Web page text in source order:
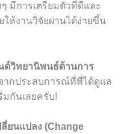
มีการเตรียมตัวที่ดีและ
ห้งานวิจัยผ่านได้ง่ายขึ้น
ด์วิทยานิพนธ์ด้านการ
ากประสบการณ์ที่พี่ได้ดูแล
มกันเลยครับ!
ยนแปลง (Change